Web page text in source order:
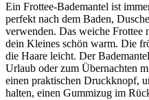
Ein Frottee-Bademantel ist
perfekt nach dem Baden,
verwenden. Das weiche Frottee
dein Kleines schön warm. Die
die Haare leicht. Der
Urlaub oder zum Übernachten
einen praktischen Druckknopf,
halten, einen Gummizug im